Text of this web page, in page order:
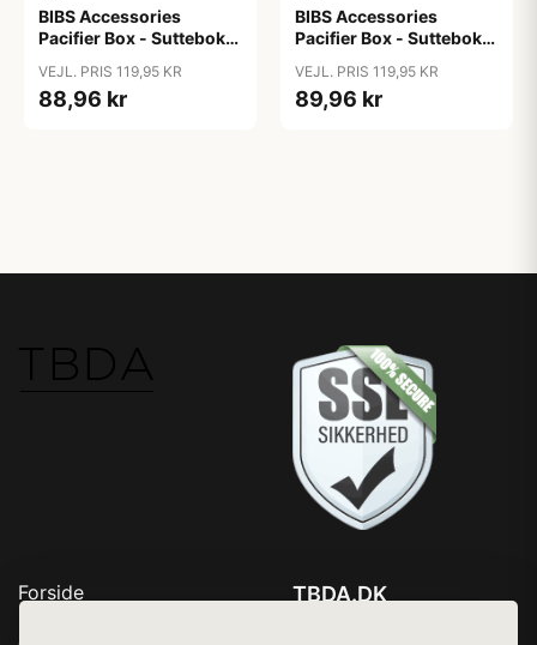
BIBS Accessories
Pacifier Box - Sutteboks
Baby Pink
VEJL. PRIS 119,95 KR
88,96 kr
BIBS Accessories
Pacifier Box - Sutteboks
Blossom
VEJL. PRIS 119,95 KR
89,96 kr
Forside
TBDA.DK